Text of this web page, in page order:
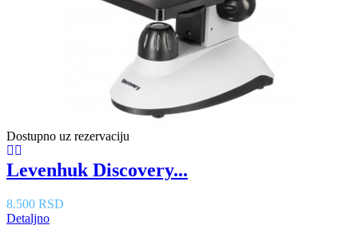
Dostupno uz rezervaciju
Levenhuk Discovery...
8.500 RSD
Detaljno